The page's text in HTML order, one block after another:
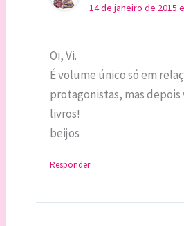
14 de janeiro de 2015
Oi, Vi.
É volume único só em
protagonistas, mas depois
livros!
beijos
Responder